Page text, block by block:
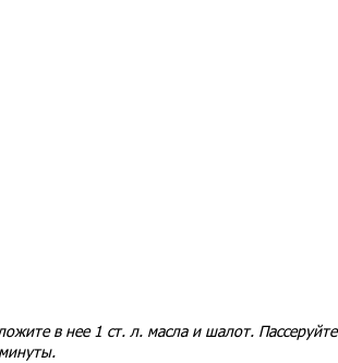
в нее 1 ст. л. масла и шалот. Пассеруйте